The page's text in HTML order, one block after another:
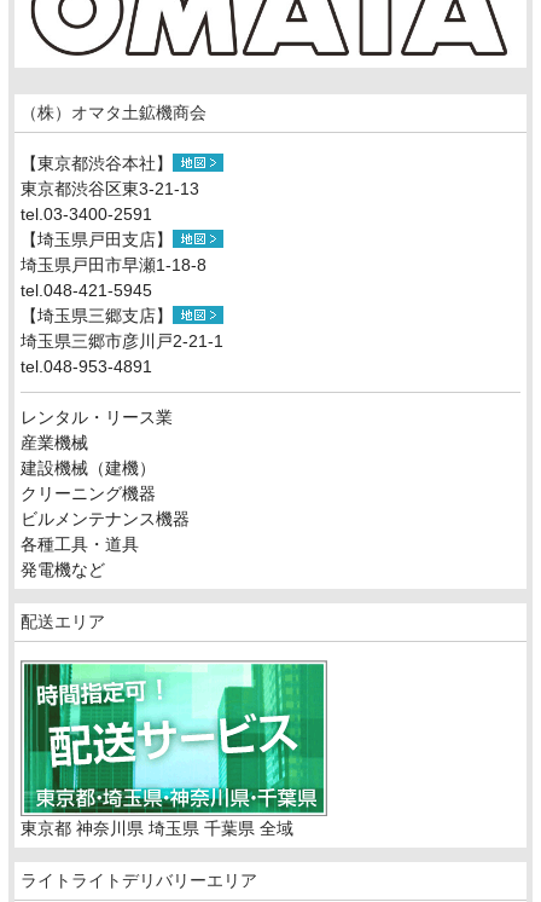
（株）オマタ土鉱機商会
【東京都渋谷本社】
東京都渋谷区東3-21-13
tel.03-3400-2591
【埼玉県戸田支店】
埼玉県戸田市早瀬1-18-8
tel.048-421-5945
【埼玉県三郷支店】
埼玉県三郷市彦川戸2-21-1
tel.048-953-4891
レンタル・リース業
産業機械
建設機械（建機）
クリーニング機器
ビルメンテナンス機器
各種工具・道具
発電機など
配送エリア
東京都 神奈川県 埼玉県 千葉県 全域
ライトライトデリバリーエリア